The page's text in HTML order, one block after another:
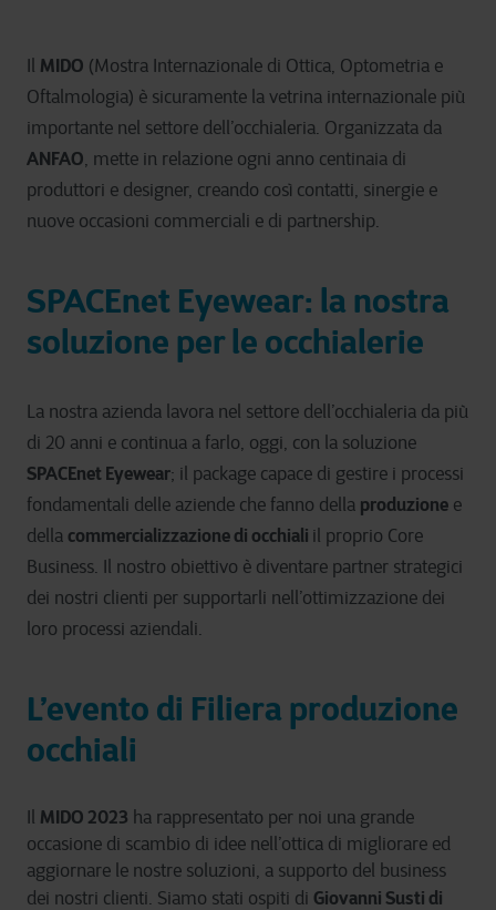
Il MIDO (Mostra Internazionale di Ottica, Optometria e
Oftalmologia) è sicuramente la vetrina internazionale più
importante nel settore dell’occhialeria. Organizzata da
ANFAO, mette in relazione ogni anno centinaia di
produttori e designer, creando così contatti, sinergie e
nuove occasioni commerciali e di partnership.
SPACEnet Eyewear: la nostra
soluzione per le occhialerie
La nostra azienda lavora nel settore dell’occhialeria da più
di 20 anni e continua a farlo, oggi, con la soluzione
SPACEnet Eyewear; il package capace di gestire i processi
fondamentali delle aziende che fanno della produzione e
della commercializzazione di occhiali il proprio Core
Business. Il nostro obiettivo è diventare partner strategici
dei nostri clienti per supportarli nell’ottimizzazione dei
loro processi aziendali.
L’evento di Filiera produzione
occhiali
Il MIDO 2023 ha rappresentato per noi una grande
occasione di scambio di idee nell’ottica di migliorare ed
aggiornare le nostre soluzioni, a supporto del business
dei nostri clienti. Siamo stati ospiti di Giovanni Susti di